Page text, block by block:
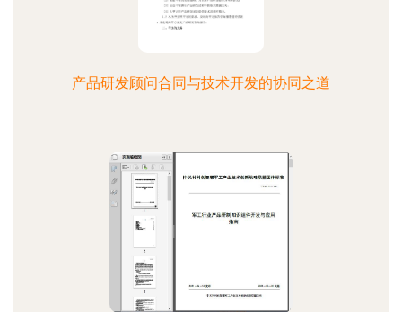
产品研发顾问合同与技术开发的协同之道